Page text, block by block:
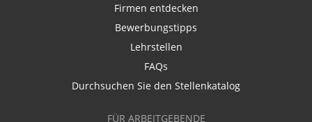
Firmen entdecken
Bewerbungstipps
Lehrstellen
FAQs
Durchsuchen Sie den Stellenkatalog
FÜR ARBEITGEBENDE